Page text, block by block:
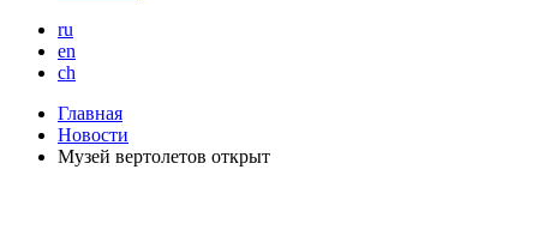
ru
en
ch
Главная
Новости
Музей вертолетов открыт